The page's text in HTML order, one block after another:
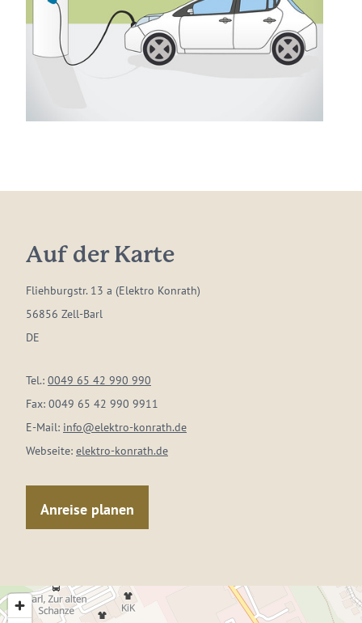
Auf der Karte
Fliehburgstr. 13 a (Elektro Konrath)
56856 Zell-Barl
DE
Tel.: 0049 65 42 990 990
Fax: 0049 65 42 990 9911
E-Mail: info@elektro-konrath.de
Webseite: elektro-konrath.de
Anreise planen